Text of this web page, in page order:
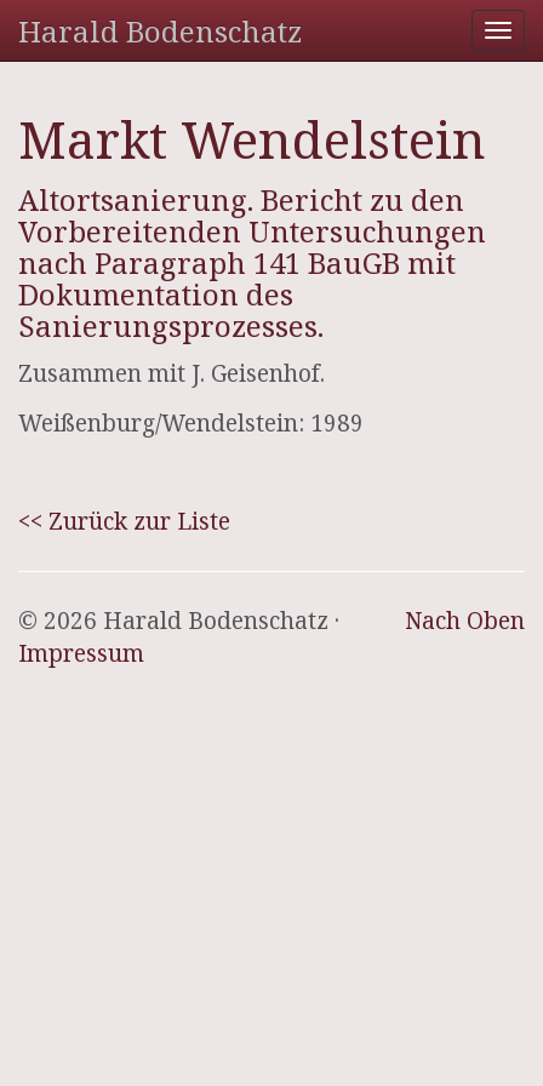
Harald Bodenschatz
Markt Wendelstein
Altortsanierung. Bericht zu den
Vorbereitenden Untersuchungen
nach Paragraph 141 BauGB mit
Dokumentation des
Sanierungsprozesses.
Zusammen mit J. Geisenhof.
Weißenburg/Wendelstein: 1989
<< Zurück zur Liste
Nach Oben
© 2026 Harald Bodenschatz ·
Impressum